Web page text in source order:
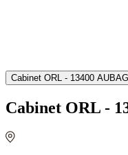
Cabinet ORL - 13400
Cabinet ORL -